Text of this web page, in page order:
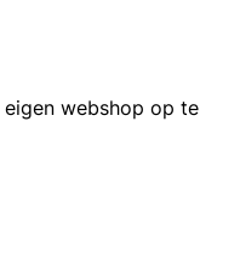
webshop op te